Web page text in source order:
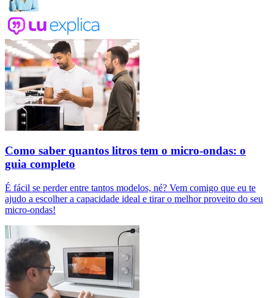
Como saber quantos litros tem o micro-ondas: o
guia completo
É fácil se perder entre tantos modelos, né? Vem comigo que eu te
ajudo a escolher a capacidade ideal e tirar o melhor proveito do seu
micro-ondas!